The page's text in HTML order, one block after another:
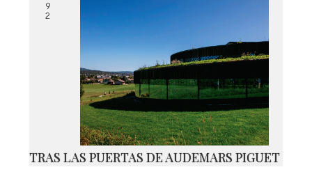
9
2
TRAS LAS PUERTAS DE AUDEMARS PIGUET